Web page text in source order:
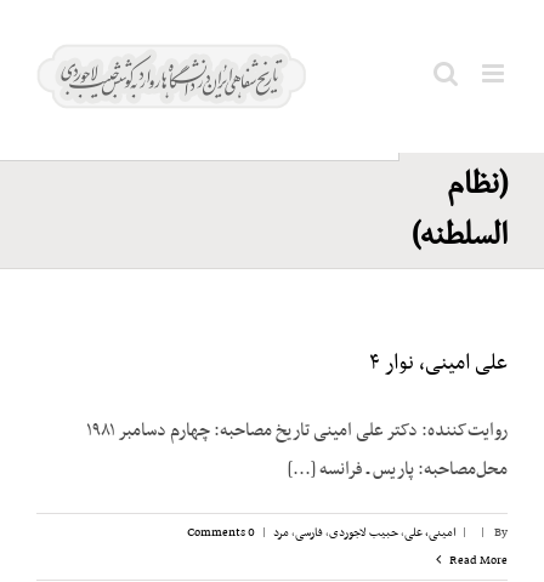
نوری؛
(نظام
السلطنه)
for:
علی امینی، نوار ۴
روایت‌کننده: دکتر علی امینی تاریخ مصاحبه: چهارم دسامبر ۱۹۸۱
محل‌مصاحبه: پاریس ـ فرانسه [...]
By
|
| امینی، علی,حبیب لاجوردی,فارسی,مرد |
0 Comments
Read More